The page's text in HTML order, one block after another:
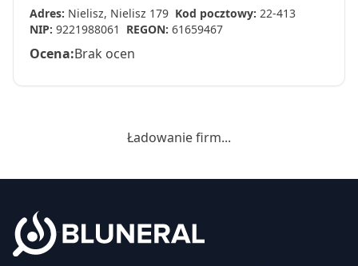
Adres: Nielisz, Nielisz 179 Kod pocztowy: 22-413
NIP: 9221988061 REGON: 61659467
Ocena:Brak ocen
Ładowanie firm...